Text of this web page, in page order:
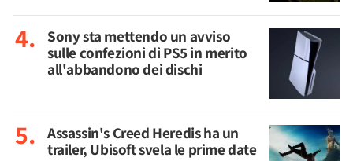
Sony sta mettendo un avviso
sulle confezioni di PS5 in merito
all'abbandono dei dischi
Assassin's Creed Heredis ha un
trailer, Ubisoft svela le prime date